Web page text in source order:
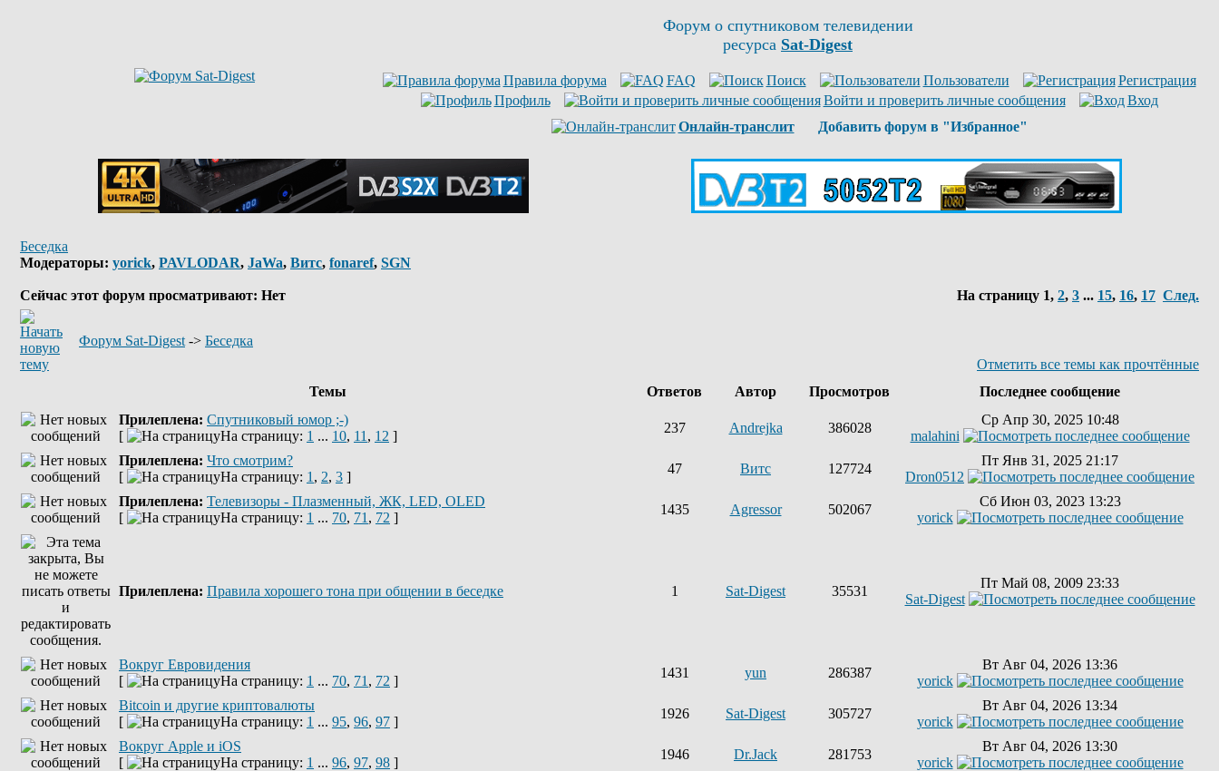
Форум о спутниковом телевидении
ресурса Sat-Digest
Правила форума FAQ Поиск Пользователи
Регистрация
Профиль
Войти и проверить личные сообщения
Вход
Онлайн-транслит
Добавить форум в "Избранное"
Беседка
Модераторы: yorick, PAVLODAR, JaWa, Витс, fonaref, SGN
Сейчас этот форум просматривают: Нет На страницу 1, 2, 3 ... 15, 16, 17 След.
Форум Sat-Digest -> Беседка
Отметить все темы как прочтённые
Темы
Ответов Автор Просмотров
Последнее сообщение
Прилеплена: Спутниковый юмор ;-)
[
На страницу: 1 ... 10, 11 , 12 ]
237 Andrejka 386028
Ср Апр 30, 2025 10:48
malahini
Прилеплена: Что смотрим?
[
На страницу: 1 , 2, 3 ]
47 Витс 127724
Пт Янв 31, 2025 21:17
Dron0512
Прилеплена: Телевизоры - Плазменный, ЖК, LED, OLED
[
На страницу: 1 ... 70, 71 , 72 ]
1435 Agressor 502067
Сб Июн 03, 2023 13:23
yorick
Прилеплена: Правила хорошего тона при общении в беседке 1 Sat-Digest 35531
Пт Май 08, 2009 23:33
Sat-Digest
Вокруг Евровидения
[
На страницу: 1 ... 70, 71 , 72 ]
1431 yun 286387
Вт Авг 04, 2026 13:36
yorick
Bitcoin и другие криптовалюты
[
На страницу: 1 ... 95, 96, 97 ]
1926 Sat-Digest 305727
Вт Авг 04, 2026 13:34
yorick
Вокруг Apple и iOS
[
На страницу: 1 ... 96, 97, 98 ]
1946 Dr.Jack 281753
Вт Авг 04, 2026 13:30
yorick